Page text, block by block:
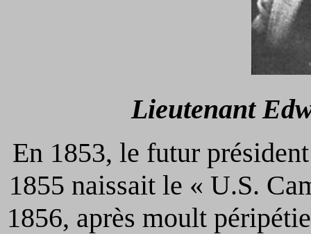
Lieutenant
En 1853, le futur
1855 naissait le « U.S.
1856, après moult